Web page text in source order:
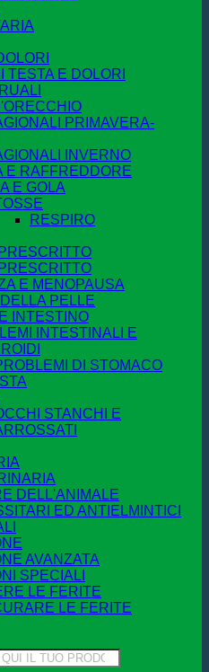
TESTA E DOLORI
PRIMAVERA-
INVERNO
E RAFFREDDORE
E GOLA
RESPIRO
E MENOPAUSA
PELLE
INTESTINO
INTESTINALI E
DI STOMACO
STANCHI E
DELL'ANIMALE
ED ANTIELMINTICI
AVANZATA
SPECIALI
LE FERITE
LE FERITE